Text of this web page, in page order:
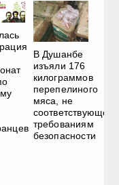
В Душанбе
изъяли 176
килограммов
перепелиного
мяса, не
соответствующего
требованиям
безопасности